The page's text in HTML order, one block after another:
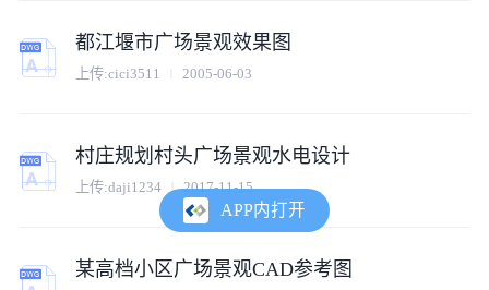
都江堰市广场景观效果图
上传:cici3511 2005-06-03
村庄规划村头广场景观水电设计
上传:daji1234 2017-11-15
某高档小区广场景观CAD参考图
APP内打开